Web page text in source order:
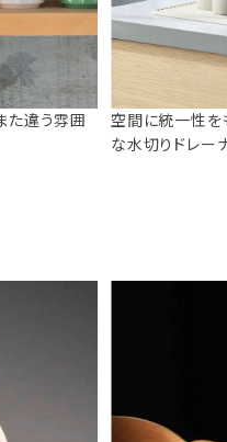
た違う雰囲
空間に統一性を
な水切りドレー